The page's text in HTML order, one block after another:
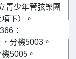
青少年管弦樂團
下）。
：
分機5003。
5005。